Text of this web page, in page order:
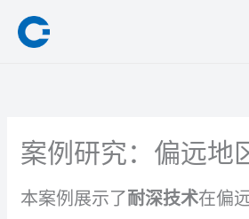
案例研究：偏远地
本案例展示了耐深技术在偏